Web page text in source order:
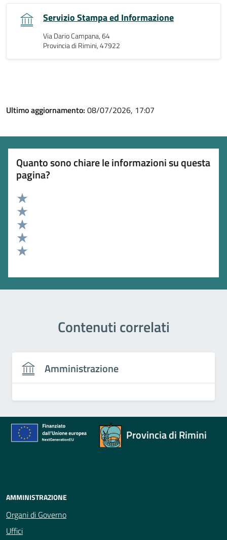
Servizio Stampa ed Informazione
Via Dario Campana, 64
Provincia di Rimini, 47922
Ultimo aggiornamento: 08/07/2026, 17:07
Quanto sono chiare le informazioni su questa
pagina?
Valuta 5 stelle su 5
Valuta 4 stelle su 5
Valuta 3 stelle su 5
Valuta 2 stelle su 5
Contenuti correlati
Amministrazione
Provincia di Rimini
AMMINISTRAZIONE
Organi di Governo
Uffici